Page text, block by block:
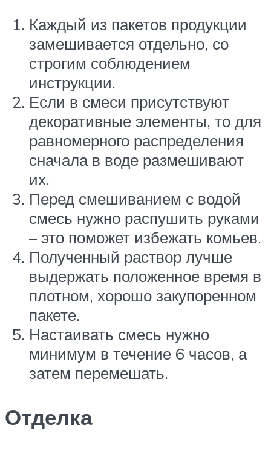
Каждый из пакетов продукции
замешивается отдельно, со
строгим соблюдением
инструкции.
Если в смеси присутствуют
декоративные элементы, то для
равномерного распределения
сначала в воде размешивают
их.
Перед смешиванием с водой
смесь нужно распушить руками
– это поможет избежать комьев.
Полученный раствор лучше
выдержать положенное время в
плотном, хорошо закупоренном
пакете.
Настаивать смесь нужно
минимум в течение 6 часов, а
затем перемешать.
Отделка